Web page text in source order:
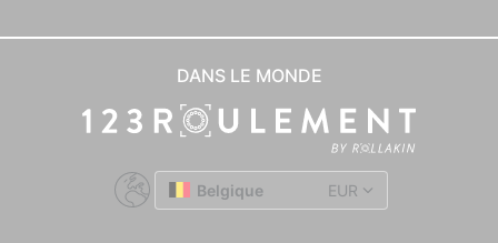
DANS LE MONDE
Belgique EUR